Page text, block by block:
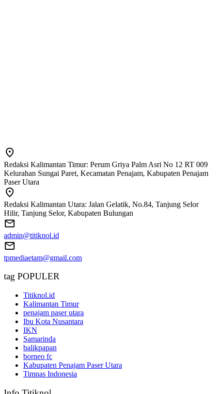
Redaksi Kalimantan Timur: Perum Griya Palm Asri No 12 RT 009
Kelurahan Sungai Paret, Kecamatan Penajam, Kabupaten Penajam
Paser Utara
Redaksi Kalimantan Utara: Jalan Gelatik, No.84, Tanjung Selor
Hilir, Tanjung Selor, Kabupaten Bulungan
admin@titiknol.id
tpmediaetam@gmail.com
tag POPULER
Titiknol.id
Kalimantan Timur
penajam paser utara
Ibu Kota Nusantara
IKN
Samarinda
balikpapan
borneo fc
Kabupaten Penajam Paser Utara
Timnas Indonesia